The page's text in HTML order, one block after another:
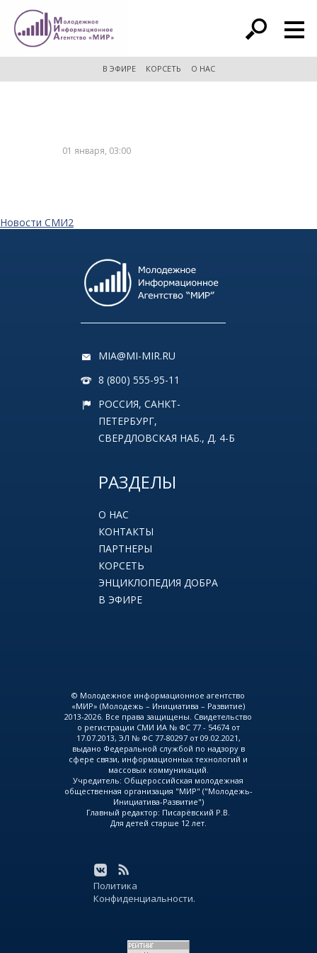
расширенный поиск
В ЭФИРЕ КОРСЕТЬ О НАС
01 января, 03:00
Новости СМИ2
MIA@MI-MIR.RU
8 (800) 555-95-11
РОССИЯ, САНКТ-
ПЕТЕРБУРГ,
СВЕРДЛОВСКАЯ НАБ., Д. 4-Б
РАЗДЕЛЫ
О НАС
КОНТАКТЫ
ПАРТНЕРЫ
КОРСЕТЬ
ЭНЦИКЛОПЕДИЯ ДОБРА
В ЭФИРЕ
© Молодежное информационное агентство
«МИР» (Молодежь – Инициатива – Развитие)
2013-2026. Все права защищены. Свидетельство
о регистрации СМИ ИА № ФС 77 - 54674 от
17.07.2013, ЭЛ № ФС 77-80297 от 09.02.2021,
выдано Федеральной службой по надзору в
сфере связи, информационных технологий и
массовых коммуникаций.
Учредитель: Общероссийская молодежная
общественная организация "МИР" ("Молодежь-
Инициатива-Развитие")
Главный редактор: Писарёвский Р.В.
Для детей старше 12 лет.
Политика
Конфиденциальности.